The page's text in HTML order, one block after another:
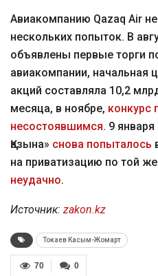
Авиакомпанию Qazaq Air
нескольких попыток. В
объявлены первые торги
авиакомпании, начальная
акций составляла 10,2
месяца, в ноябре, конкурс
несостоявшимся. 9
Қазына» снова попыталось
на приватизацию по той
неудачно.
Источник: zakon.kz
Токаев Касым-Жомарт
0
70